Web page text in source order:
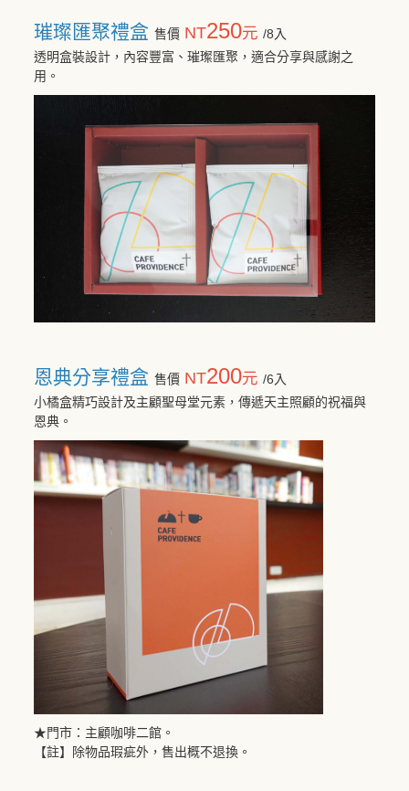
璀璨匯聚禮盒 售價 NT250元 /8入
透明盒裝設計，內容豐富、璀璨匯聚，適合分享與感謝之
用。
恩典分享禮盒 售價 NT200元 /6入
小橘盒精巧設計及主顧聖母堂元素，傳遞天主照顧的祝福與
恩典。
★門市：主顧咖啡二館。
【註】除物品瑕疵外，售出概不退換。